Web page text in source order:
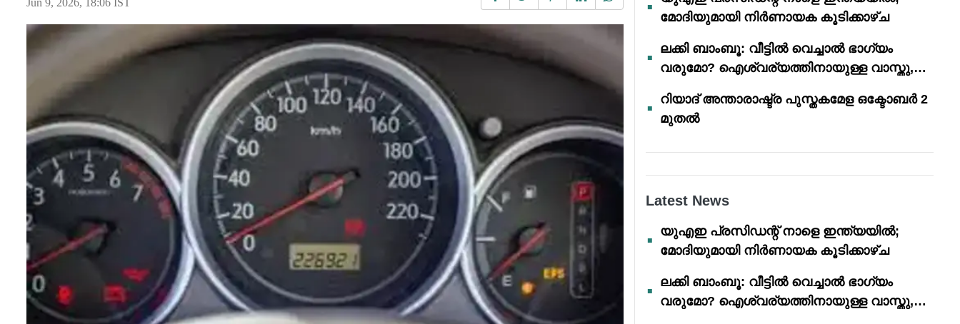
Jun 9, 2026, 18:06 IST
മോദിയുമായി നിർണായക കൂടിക്കാഴ്ച
ലക്കി ബാംബൂ: വീട്ടിൽ വെച്ചാൽ ഭാഗ്യം
വരുമോ? ഐശ്വര്യത്തിനായുള്ള വാസ്തു,
റിയാദ് അന്താരാഷ്ട്ര പുസ്തകമേള ഒക്ടോബർ 2
മുതൽ
Latest News
യുഎഇ പ്രസിഡന്റ് നാളെ ഇന്ത്യയിൽ;
മോദിയുമായി നിർണായക കൂടിക്കാഴ്ച
ലക്കി ബാംബൂ: വീട്ടിൽ വെച്ചാൽ ഭാഗ്യം
വരുമോ? ഐശ്വര്യത്തിനായുള്ള വാസ്തു,